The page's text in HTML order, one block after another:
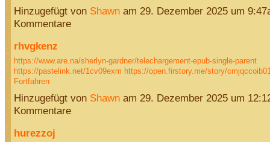
Hinzugefügt von Shawnam 29. Dezember 2025 um
Kommentare
rhvgkenz
https://www.are.na/sherlyn-gardner/telechargement-epub-single-parent
https://pastelink.net/1cv09exm https://open.firstory.me/story/
Fortfahren
Hinzugefügt von Shawnam 29. Dezember 2025 um
Kommentare
hurezzoj